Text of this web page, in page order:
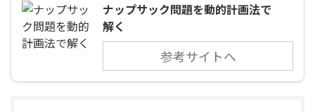
ナップサック問題を動的計画法で
解く
参考サイトへ